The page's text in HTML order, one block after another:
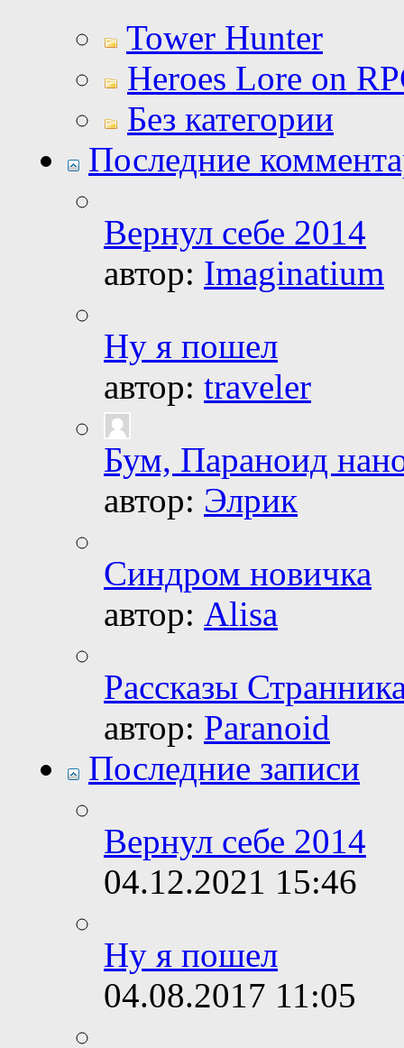
Tower Hunter
Heroes Lore on
Без категории
Последние
Вернул себе 2014
автор: Imaginatium
Ну я пошел
автор: traveler
Бум, Параноид
автор: Элрик
Синдром новичка
автор: Alisa
Рассказы
автор: Paranoid
Последние записи
Вернул себе 2014
04.12.2021 15:46
Ну я пошел
04.08.2017 11:05